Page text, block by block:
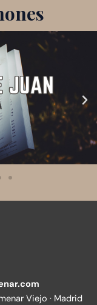
Viejo · Madrid